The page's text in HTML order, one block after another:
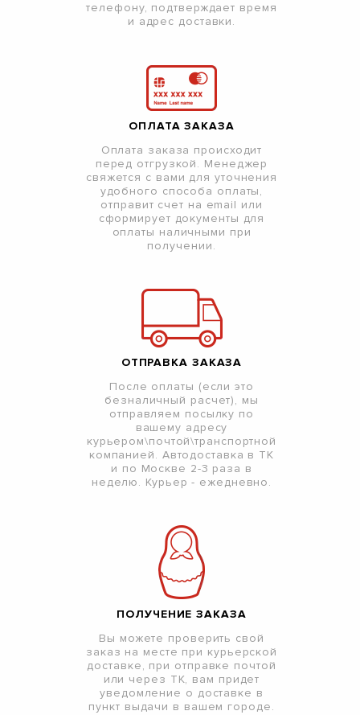
телефону, подтверждает время
и адрес доставки.
ОПЛАТА ЗАКАЗА
Оплата заказа происходит
перед отгрузкой. Менеджер
свяжется с вами для уточнения
удобного способа оплаты,
отправит счет на email или
сформирует документы для
оплаты наличными при
получении.
ОТПРАВКА ЗАКАЗА
После оплаты (если это
безналичный расчет), мы
отправляем посылку по
вашему адресу
курьером\почтой\транспортной
компанией. Автодоставка в ТК
и по Москве 2-3 раза в
неделю. Курьер - ежедневно.
ПОЛУЧЕНИЕ ЗАКАЗА
Вы можете проверить свой
заказ на месте при курьерской
доставке, при отправке почтой
или через ТК, вам придет
уведомление о доставке в
пункт выдачи в вашем городе.